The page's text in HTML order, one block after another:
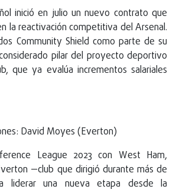
inició en julio un nuevo contrato que
la reactivación competitiva del Arsenal.
Community Shield como parte de su
pilar del proyecto deportivo
que ya evalúa incrementos salariales
David Moyes (Everton)
League 2023 con West Ham,
—club que dirigió durante más de
liderar una nueva etapa desde la